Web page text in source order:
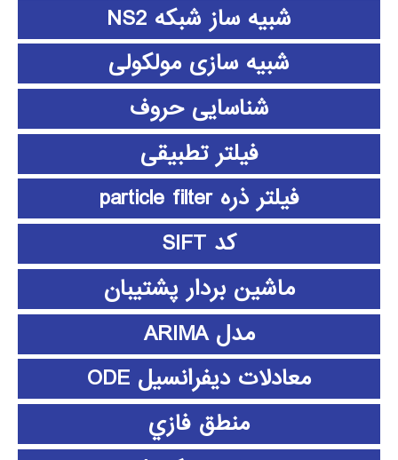
شبیه ساز شبکه NS2
شبیه سازی مولکولی
شناسایی حروف
فیلتر تطبیقی
فیلتر ذره particle filter
کد SIFT
ماشین بردار پشتیبان
مدل ARIMA
معادلات دیفرانسیل ODE
منطق فازي